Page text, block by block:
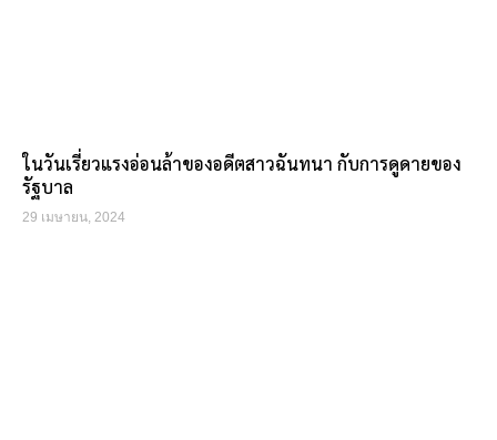
ในวันเรี่ยวแรงอ่อนล้าของอดีตสาวฉันทนา กับการดูดายของ
รัฐบาล
29 เมษายน, 2024